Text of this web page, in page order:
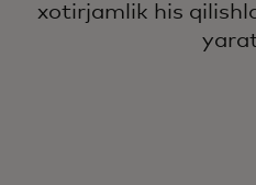
xotirjamlik his